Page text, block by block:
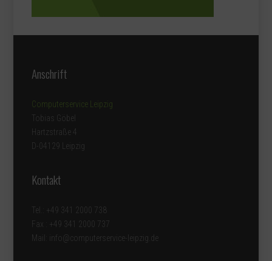
Anschrift
Computerservice Leipzig
Tobias Göbel
Hartzstraße 4
D-04129 Leipzig
Kontakt
Tel.: +49 341 2000 738
Fax : +49 341 2000 737
Mail: info@computerservice-leipzig.de